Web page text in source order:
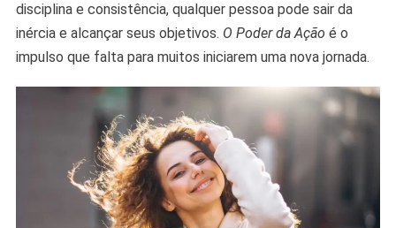
disciplina e consistência, qualquer pessoa pode sair da
inércia e alcançar seus objetivos. O Poder da Ação é o
impulso que falta para muitos iniciarem uma nova jornada.